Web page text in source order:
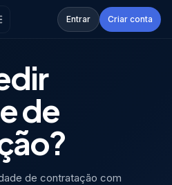
Entrar Criar conta
de
de contratação com